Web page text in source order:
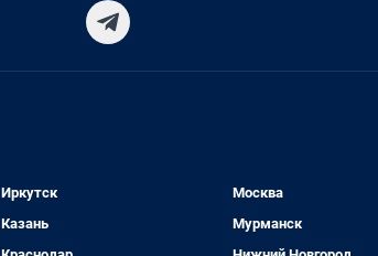
Иркутск
Казань
Москва
Мурманск